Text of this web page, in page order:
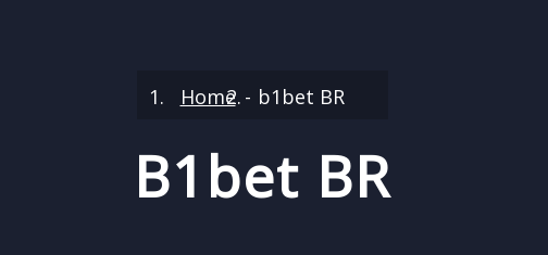
Home b1bet BR
B1bet BR